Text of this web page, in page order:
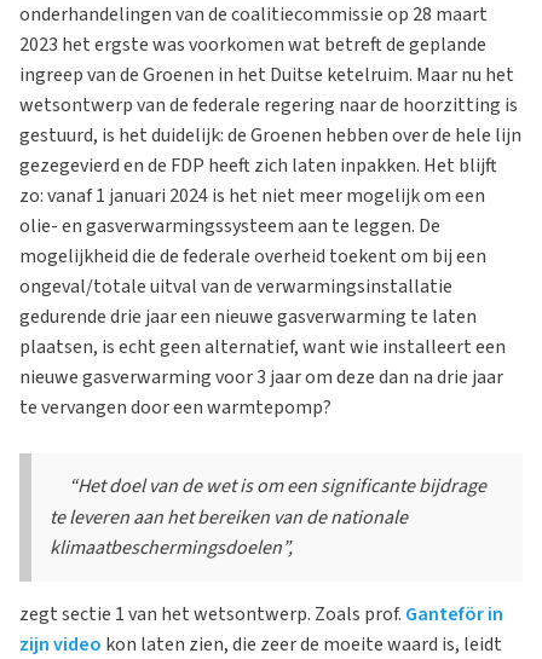
onderhandelingen van de coalitiecommissie op 28 maart
2023 het ergste was voorkomen wat betreft de geplande
ingreep van de Groenen in het Duitse ketelruim. Maar nu het
wetsontwerp van de federale regering naar de hoorzitting is
gestuurd, is het duidelijk: de Groenen hebben over de hele lijn
gezegevierd en de FDP heeft zich laten inpakken. Het blijft
zo: vanaf 1 januari 2024 is het niet meer mogelijk om een ​​
olie- en gasverwarmingssysteem aan te leggen. De
mogelijkheid die de federale overheid toekent om bij een
ongeval/totale uitval van de verwarmingsinstallatie
gedurende drie jaar een nieuwe gasverwarming te laten
plaatsen, is echt geen alternatief, want wie installeert een
nieuwe gasverwarming voor 3 jaar om deze dan na drie jaar
te vervangen door een warmtepomp?
“Het doel van de wet is om een ​​significante bijdrage
te leveren aan het bereiken van de nationale
klimaatbeschermingsdoelen”,
zegt sectie 1 van het wetsontwerp. Zoals prof. Ganteför in
zijn video kon laten zien, die zeer de moeite waard is, leidt